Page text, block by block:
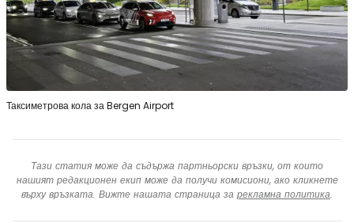
Таксиметрова кола за Bergen Airport
Тази статия може да съдържа партньорски връзки, от които
нашият редакционен екип може да получи комисиони, ако кликнете
върху връзката. Вижте нашата страница за рекламна политика.